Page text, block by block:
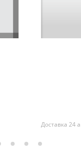
Доставка 24